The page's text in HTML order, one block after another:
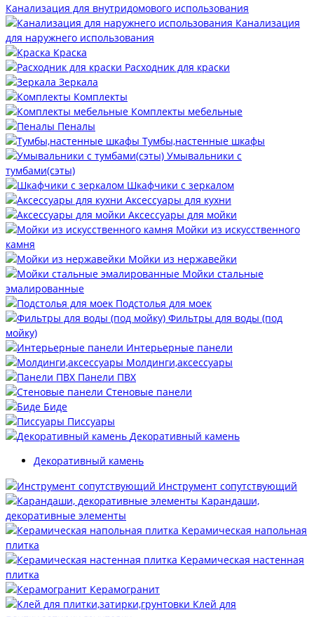
Канализация для внутридомового использования
Канализация
для наружнего использования
Краска
Расходник для краски
Зеркала
Комплекты
Комплекты мебельные
Пеналы
Тумбы,настенные шкафы
Умывальники с
тумбами(сэты)
Шкафчики с зеркалом
Аксессуары для кухни
Аксессуары для мойки
Мойки из искусственного
камня
Мойки из нержавейки
Мойки стальные
эмалированные
Подстолья для моек
Фильтры для воды (под
мойку)
Интерьерные панели
Молдинги,аксессуары
Панели ПВХ
Стеновые панели
Биде
Писсуары
Декоративный камень
Декоративный камень
Инструмент сопутствующий
Карандаши,
декоративные элементы
Керамическая напольная
плитка
Керамическая настенная
плитка
Керамогранит
Клей для